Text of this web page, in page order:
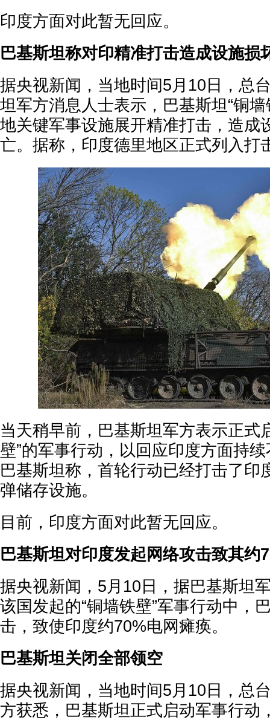
印度方面对此暂无回应。
巴基斯坦称对印精准打击造成设施损
据央视新闻，当地时间5月10日，总
坦军方消息人士表示，巴基斯坦“铜
地关键军事设施展开精准打击，造成
亡。据称，印度德里地区正式列入打
当天稍早前，巴基斯坦军方表示正式
壁”的军事行动，以回应印度方面持
巴基斯坦称，首轮行动已经打击了印
弹储存设施。
目前，印度方面对此暂无回应。
巴基斯坦对印度发起网络攻击致其约
据央视新闻，5月10日，据巴基斯坦
该国发起的“铜墙铁壁”军事行动中，
击，致使印度约70%电网瘫痪。
巴基斯坦关闭全部领空
据央视新闻，当地时间5月10日，总
方获悉，巴基斯坦正式启动军事行动